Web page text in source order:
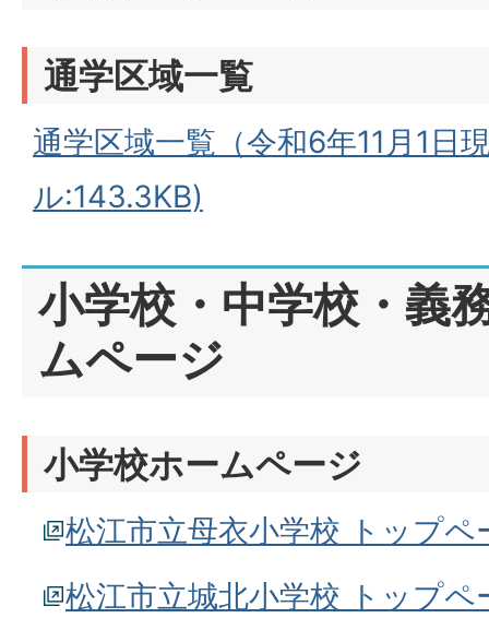
通学区域一覧
通学区域一覧（令和6年11月1日
ル:143.3KB)
小学校・中学校・義
ムページ
小学校ホームページ
松江市立母衣小学校 トップペ
松江市立城北小学校 トップペ